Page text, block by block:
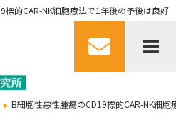
標的CAR-NK細胞療法で1年後の予後は良好
B細胞性悪性腫瘍のCD19標的CAR-NK細